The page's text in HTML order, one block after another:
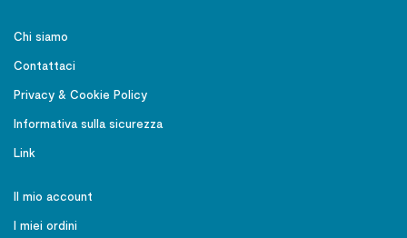
Chi siamo
Contattaci
Privacy & Cookie Policy
Informativa sulla sicurezza
Link
Il mio account
I miei ordini